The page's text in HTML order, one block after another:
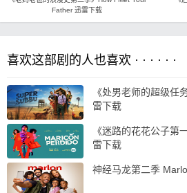
Father 迅雷下载
喜欢这部剧的人也喜欢 · · · · · ·
《处男老师的超级任
雷下载
《迷路的花花公子第
雷下载
神经马龙第二季